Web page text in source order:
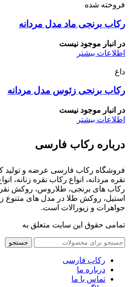
فروخته شده
رکاب برنجی ماد مدل مردانه
در انبار موجود نیست
اطلاعات بیشتر
داغ
رکاب برنجی زئوس مدل مردانه
در انبار موجود نیست
اطلاعات بیشتر
درباره رکاب فارسی
فروشگاه رکاب فارسی عرضه و تولید
نقره مردانه، انواع رکاب نقره زنانه،
رکاب های برنجی، طلاروس، روکش
استیل، روکش طلا در مدل های متنوع
جواهرات و زیورالات است.
تمامی حقوق این سایت متعلق به
جستجو
رکاب فارسی
درباره ما
تماس با ما